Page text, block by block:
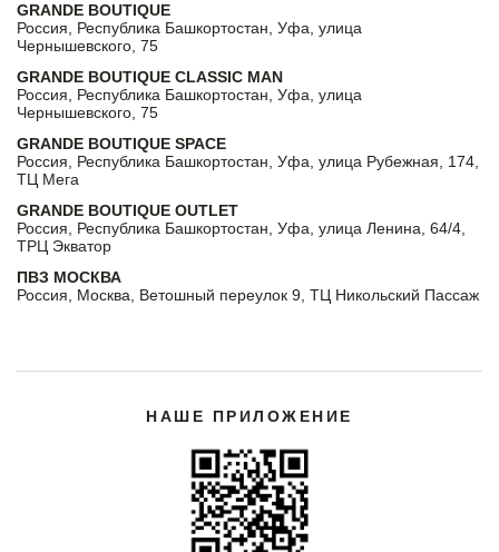
GRANDE BOUTIQUE
Россия, Республика Башкортостан, Уфа, улица
Чернышевского, 75
GRANDE BOUTIQUE CLASSIC MAN
Россия, Республика Башкортостан, Уфа, улица
Чернышевского, 75
GRANDE BOUTIQUE SPACE
Россия, Республика Башкортостан, Уфа, улица Рубежная, 174,
ТЦ Мега
GRANDE BOUTIQUE OUTLET
Россия, Республика Башкортостан, Уфа, улица Ленина, 64/4,
ТРЦ Экватор
ПВЗ МОСКВА
Россия, Москва, Ветошный переулок 9, ТЦ Никольский Пассаж
НАШЕ ПРИЛОЖЕНИЕ